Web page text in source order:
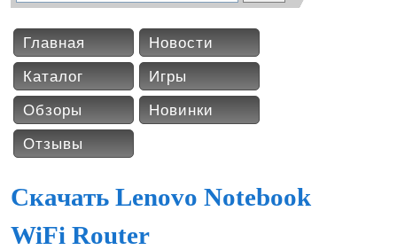
Главная
Новости
Каталог
Игры
Обзоры
Новинки
Отзывы
Скачать Lenovo Notebook
WiFi Router